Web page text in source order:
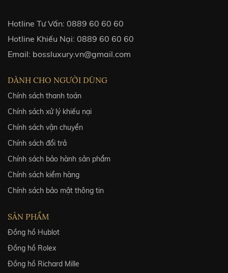
Hotline Tư Vấn: 0889 60 60 60
Hotline Khiếu Nại: 0889 60 60 60
Email: bossluxury.vn@gmail.com
DÀNH CHO NGƯỜI DÙNG
Chính sách thanh toán
Chính sách xử lý khiếu nại
Chính sách vận chuyển
Chính sách đổi trả
Chính sách bảo hành sản phẩm
Chính sách kiểm hàng
Chính sách bảo mật thông tin
SẢN PHẨM
Đồng hồ Hublot
Đồng hồ Rolex
Đồng hồ Richard Mille